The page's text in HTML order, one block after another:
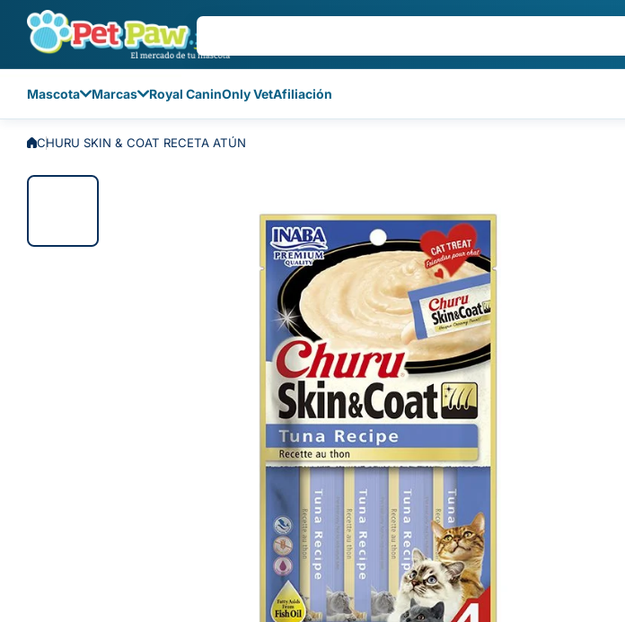
Saltar al contenido
Mascota Marcas Royal CaninOnly VetAfiliación
CHURU SKIN & COAT RECETA ATÚN